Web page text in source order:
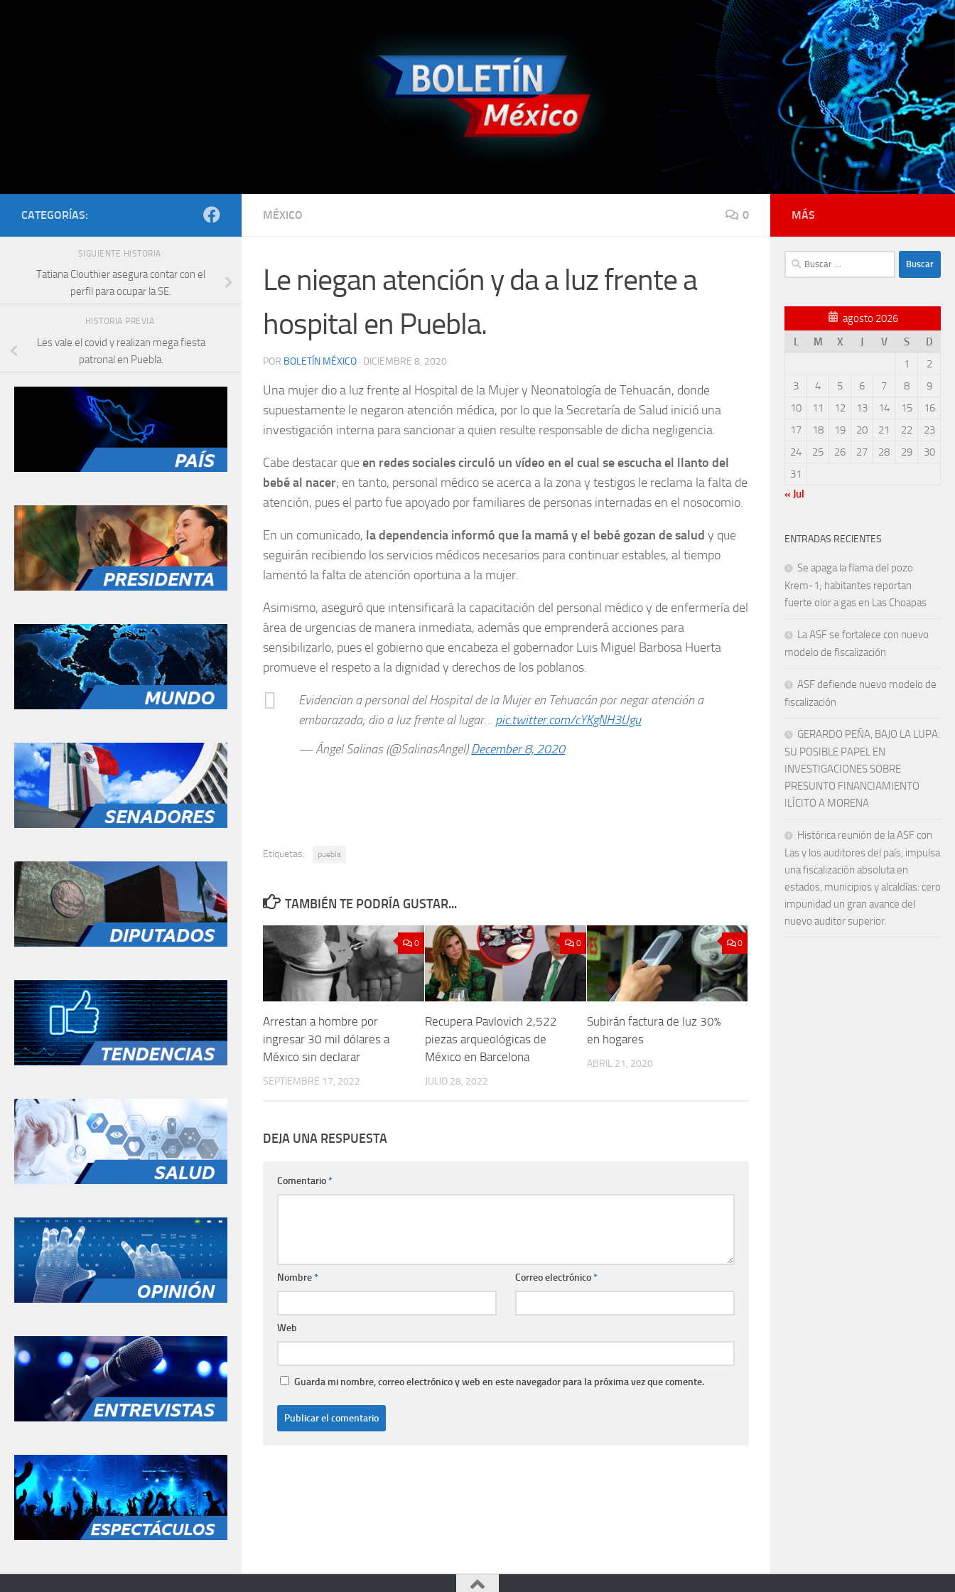
MÉXICO 0
Le niegan atención y da a luz frente a
hospital en Puebla.
POR BOLETÍN MÉXICO · DICIEMBRE 8, 2020
Una mujer dio a luz frente al Hospital de la Mujer y Neonatología de Tehuacán, donde
supuestamente le negaron atención médica, por lo que la Secretaría de Salud inició una
investigación interna para sancionar a quien resulte responsable de dicha negligencia.
Cabe destacar queen redes sociales circuló un vídeo en el cual se escucha el llanto del
bebé al nacer; en tanto, personal médico se acerca a la zona y testigos le reclama la falta de
atención, pues el parto fue apoyado por familiares de personas internadas en el nosocomio.
En un comunicado, la dependencia informó que la mamá y el bebé gozan de salud y que
seguirán recibiendo los servicios médicos necesarios para continuar estables, al tiempo
lamentó la falta de atención oportuna a la mujer.
Asimismo, aseguró que intensificará la capacitación del personal médico y de enfermería del
área de urgencias de manera inmediata, además que emprenderá acciones para
sensibilizarlo, pues el gobierno que encabeza el gobernador Luis Miguel Barbosa Huerta
promueve el respeto a la dignidad y derechos de los poblanos.
Evidencian a personal del Hospital de la Mujer en Tehuacán por negar atención a
embarazada; dio a luz frente al lugar… pic.twitter.com/cYKgNH3Ugu
— Ángel Salinas (@SalinasAngel)December 8, 2020
Etiquetas: puebla
TAMBIÉN TE PODRÍA GUSTAR...
0
Arrestan a hombre por
ingresar 30 mil dólares a
México sin declarar
SEPTIEMBRE 17, 2022
0
Recupera Pavlovich 2,522
piezas arqueológicas de
México en Barcelona
JULIO 28, 2022
0
Subirán factura de luz 30%
en hogares
ABRIL 21, 2020
DEJA UNA RESPUESTA
Comentario*
Nombre* Correo electrónico*
Web
Guarda mi nombre, correo electrónico y web en este navegador para la próxima vez que comente.
CATEGORÍAS:
SIGUIENTE HISTORIA
Tatiana Clouthier asegura contar con el
perfil para ocupar la SE.
HISTORIA PREVIA
Les vale el covid y realizan mega fiesta
patronal en Puebla.
MÁS
Buscar:
agosto 2026
L
M X J V S
D
1
2
3
4 5 6 7 8
9
10
11 12 13 14 15
16
17
18 19 20 21 22
23
24
25 26 27 28 29
30
31
« Jul
ENTRADAS RECIENTES
Se apaga la flama del pozo
Krem-1; habitantes reportan
fuerte olor a gas en Las Choapas
La ASF se fortalece con nuevo
modelo de fiscalización
ASF defiende nuevo modelo de
fiscalización
GERARDO PEÑA, BAJO LA LUPA:
SU POSIBLE PAPEL EN
INVESTIGACIONES SOBRE
PRESUNTO FINANCIAMIENTO
ILÍCITO A MORENA
Histórica reunión de la ASF con
Las y los auditores del país, impulsa
una fiscalización absoluta en
estados, municipios y alcaldías: cero
impunidad un gran avance del
nuevo auditor superior.